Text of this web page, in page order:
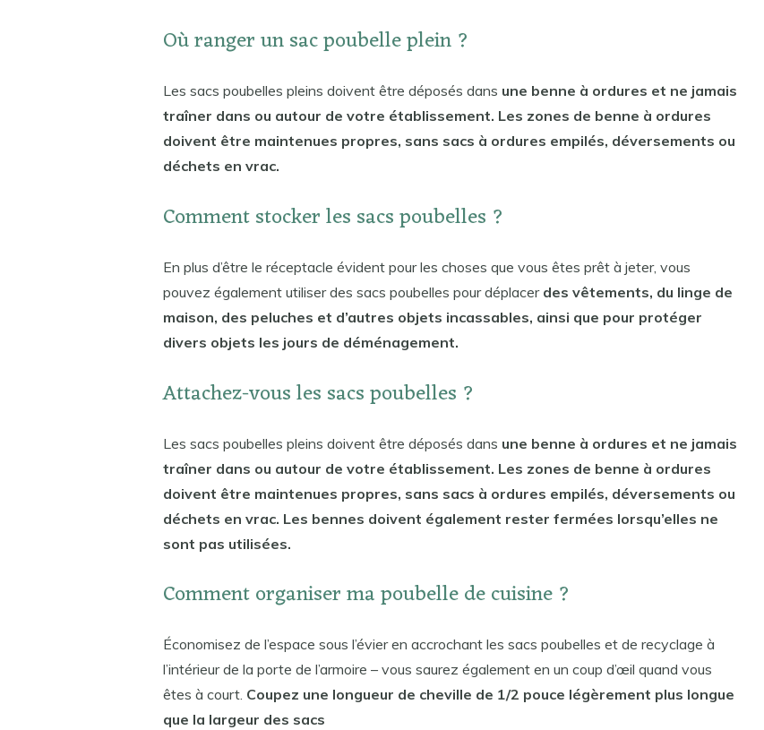
Où ranger un sac poubelle plein ?
Les sacs poubelles pleins doivent être déposés dans une benne à ordures et ne jamais
traîner dans ou autour de votre établissement. Les zones de benne à ordures
doivent être maintenues propres, sans sacs à ordures empilés, déversements ou
déchets en vrac.
Comment stocker les sacs poubelles ?
En plus d’être le réceptacle évident pour les choses que vous êtes prêt à jeter, vous
pouvez également utiliser des sacs poubelles pour déplacer des vêtements, du linge de
maison, des peluches et d’autres objets incassables, ainsi que pour protéger
divers objets les jours de déménagement.
Attachez-vous les sacs poubelles ?
Les sacs poubelles pleins doivent être déposés dans une benne à ordures et ne jamais
traîner dans ou autour de votre établissement. Les zones de benne à ordures
doivent être maintenues propres, sans sacs à ordures empilés, déversements ou
déchets en vrac. Les bennes doivent également rester fermées lorsqu’elles ne
sont pas utilisées.
Comment organiser ma poubelle de cuisine ?
Économisez de l’espace sous l’évier en accrochant les sacs poubelles et de recyclage à
l’intérieur de la porte de l’armoire – vous saurez également en un coup d’œil quand vous
êtes à court. Coupez une longueur de cheville de 1/2 pouce légèrement plus longue
que la largeur des sacs